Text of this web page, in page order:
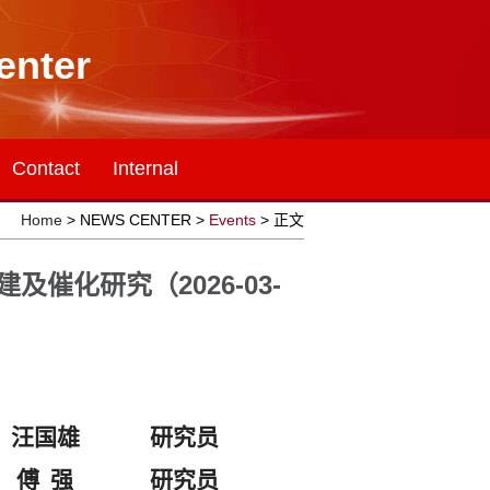
Contact Internal
Home> NEWS CENTER > Events> 正文
及催化研究（2026-03-
汪国雄
研究员
傅 强
研究员